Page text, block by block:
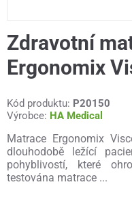
Zdravotní
Ergonomix
Kód produktu: P20150
Výrobce: HA Medical
Matrace Ergonomix
dlouhodobě ležící
pohyblivostí, které
testována matrace ...